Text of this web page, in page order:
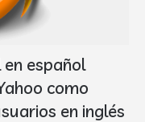
español
como
en inglés